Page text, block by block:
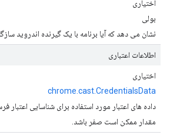
اختیاری
بولی
نشان می دهد که آیا برنامه با یک گیرنده اندروید
اطلاعات اعتباری
اختیاری
chrome.cast.CredentialsData
داده های اعتبار مورد استفاده برای شناسایی اعتبار
مقدار ممکن است صفر باشد.